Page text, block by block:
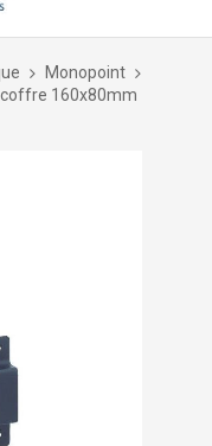
Monopoint
160x80mm